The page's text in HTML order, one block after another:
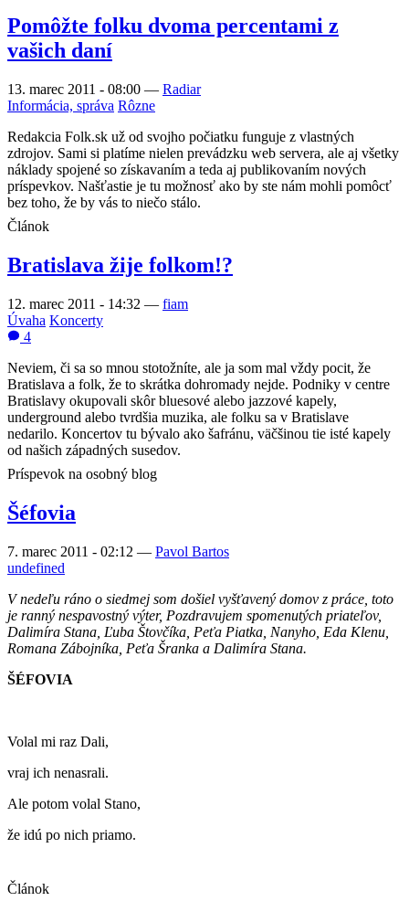
Pomôžte folku dvoma percentami z
vašich daní
13. marec 2011 - 08:00 — Radiar
Informácia, správa Rôzne
Redakcia Folk.sk už od svojho počiatku funguje z vlastných
zdrojov. Sami si platíme nielen prevádzku web servera, ale aj všetky
náklady spojené so získavaním a teda aj publikovaním nových
príspevkov. Našťastie je tu možnosť ako by ste nám mohli pomôcť
bez toho, že by vás to niečo stálo.
Článok
Bratislava žije folkom!?
12. marec 2011 - 14:32 — fiam
Úvaha Koncerty
4
Neviem, či sa so mnou stotožníte, ale ja som mal vždy pocit, že
Bratislava a folk, že to skrátka dohromady nejde. Podniky v centre
Bratislavy okupovali skôr bluesové alebo jazzové kapely,
underground alebo tvrdšia muzika, ale folku sa v Bratislave
nedarilo. Koncertov tu bývalo ako šafránu, väčšinou tie isté kapely
od našich západných susedov.
Príspevok na osobný blog
Šéfovia
7. marec 2011 - 02:12 — Pavol Bartos
undefined
V nedeľu ráno o siedmej som došiel vyšťavený domov z práce, toto
je ranný nespavostný výter, Pozdravujem spomenutých priateľov,
Dalimíra Stana, Ľuba Štovčíka, Peťa Piatka, Nanyho, Eda Klenu,
Romana Zábojníka, Peťa Šranka a Dalimíra Stana.
ŠÉFOVIA
Volal mi raz Dali,
vraj ich nenasrali.
Ale potom volal Stano,
že idú po nich priamo.
Článok